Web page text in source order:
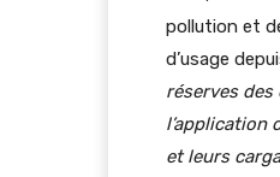
pollution et
d’usage
réserves
l’application
et leurs